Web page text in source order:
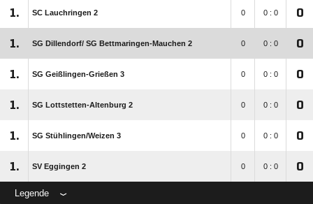
1. SC Lauchringen 2 0 0 : 0 0
1. SG Dillendorf/​ SG Bettmaringen-Mauchen 2 0 0 : 0 0
1. SG Geißlingen-Grießen 3 0 0 : 0 0
1. SG Lottstetten-Altenburg 2 0 0 : 0 0
1. SG Stühlingen/​Weizen 3 0 0 : 0 0
1. SV Eggingen 2 0 0 : 0 0
Legende